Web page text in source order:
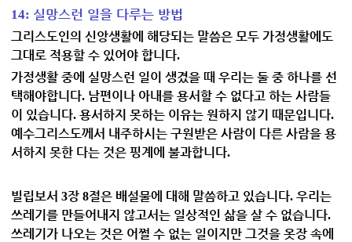
14: 실망스런 일을 다루는 방법
그리스도인의 신앙생활에 해당되는 말씀은 모두 가정생활에도
그대로 적용할 수 있어야 합니다.
가정생활 중에 실망스런 일이 생겼을 때 우리는 둘 중 하나를 선
택해야합니다. 남편이나 아내를 용서할 수 없다고 하는 사람들
이 있습니다. 용서하지 못하는 이유는 원하지 않기 때문입니다.
예수그리스도께서 내주하시는 구원받은 사람이 다른 사람을 용
서하지 못한 다는 것은 핑계에 불과합니다.
빌립보서 3장 8절은 배설물에 대해 말씀하고 있습니다. 우리는
쓰레기를 만들어내지 않고서는 일상적인 삶을 살 수 없습니다.
쓰레기가 나오는 것은 어쩔 수 없는 일이지만 그것을 옷장 속에